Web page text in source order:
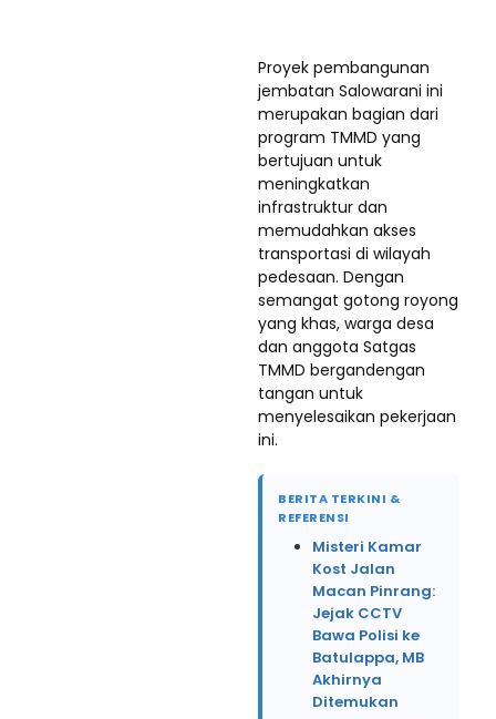
Proyek pembangunan
jembatan Salowarani ini
merupakan bagian dari
program TMMD yang
bertujuan untuk
meningkatkan
infrastruktur dan
memudahkan akses
transportasi di wilayah
pedesaan. Dengan
semangat gotong royong
yang khas, warga desa
dan anggota Satgas
TMMD bergandengan
tangan untuk
menyelesaikan pekerjaan
ini.
BERITA TERKINI &
REFERENSI
Misteri Kamar
Kost Jalan
Macan Pinrang:
Jejak CCTV
Bawa Polisi ke
Batulappa, MB
Akhirnya
Ditemukan